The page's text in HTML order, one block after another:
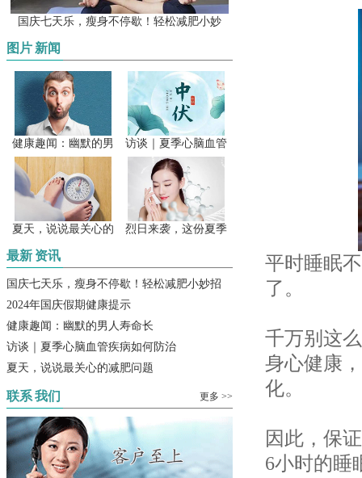
国庆七天乐，瘦身不停歇！轻松减肥小妙
图片 新闻
健康趣闻：幽默的男 访谈｜夏季心脑血管
夏天，说说最关心的 烈日来袭，这份夏季
最新 资讯
国庆七天乐，瘦身不停歇！轻松减肥小妙招
2024年国庆假期健康提示
健康趣闻：幽默的男人寿命长
访谈｜夏季心脑血管疾病如何防治
夏天，说说最关心的减肥问题
联系我们 更多 >>
平时睡眠
了。
千万别这
身心健康
化。
因此，保
6小时的睡